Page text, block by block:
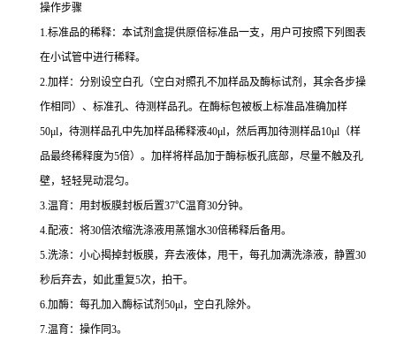
操作步骤
1.标准品的稀释：本试剂盒提供原倍标准品一支，用户可按照下列图表
在小试管中进行稀释。
2.加样：分别设空白孔（空白对照孔不加样品及酶标试剂，其余各步操
作相同）、标准孔、待测样品孔。在酶标包被板上标准品准确加样
50μl，待测样品孔中先加样品稀释液40μl，然后再加待测样品10μl （样
品最终稀释度为5倍）。加样将样品加于酶标板孔底部，尽量不触及孔
壁，轻轻晃动混匀。
3.温育：用封板膜封板后置37℃温育30分钟。
4.配液：将30倍浓缩洗涤液用蒸馏水30倍稀释后备用。
5.洗涤：小心揭掉封板膜，弃去液体，甩干，每孔加满洗涤液，静置30
秒后弃去，如此重复5次，拍干。
6.加酶：每孔加入酶标试剂 50μl，空白孔除外。
7.温育：操作同 3。